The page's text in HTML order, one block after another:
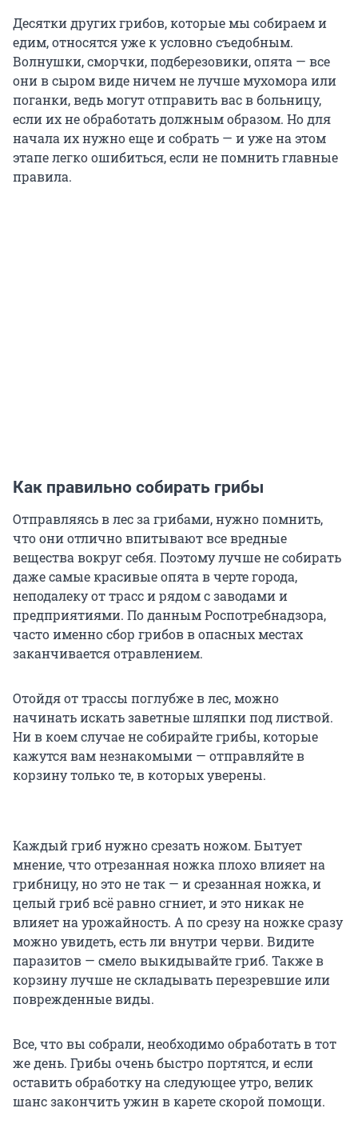
Десятки других грибов, которые мы собираем и
едим, относятся уже к условно съедобным.
Волнушки, сморчки, подберезовики, опята — все
они в сыром виде ничем не лучше мухомора или
поганки, ведь могут отправить вас в больницу,
если их не обработать должным образом. Но для
начала их нужно еще и собрать — и уже на этом
этапе легко ошибиться, если не помнить главные
правила.
Как правильно собирать грибы
Отправляясь в лес за грибами, нужно помнить,
что они отлично впитывают все вредные
вещества вокруг себя. Поэтому лучше не собирать
даже самые красивые опята в черте города,
неподалеку от трасс и рядом с заводами и
предприятиями. По данным Роспотребнадзора,
часто именно сбор грибов в опасных местах
заканчивается отравлением.
Отойдя от трассы поглубже в лес, можно
начинать искать заветные шляпки под листвой.
Ни в коем случае не собирайте грибы, которые
кажутся вам незнакомыми — отправляйте в
корзину только те, в которых уверены.
Каждый гриб нужно срезать ножом. Бытует
мнение, что отрезанная ножка плохо влияет на
грибницу, но это не так — и срезанная ножка, и
целый гриб всё равно сгниет, и это никак не
влияет на урожайность. А по срезу на ножке сразу
можно увидеть, есть ли внутри черви. Видите
паразитов — смело выкидывайте гриб. Также в
корзину лучше не складывать перезревшие или
поврежденные виды.
Все, что вы собрали, необходимо обработать в тот
же день. Грибы очень быстро портятся, и если
оставить обработку на следующее утро, велик
шанс закончить ужин в карете скорой помощи.